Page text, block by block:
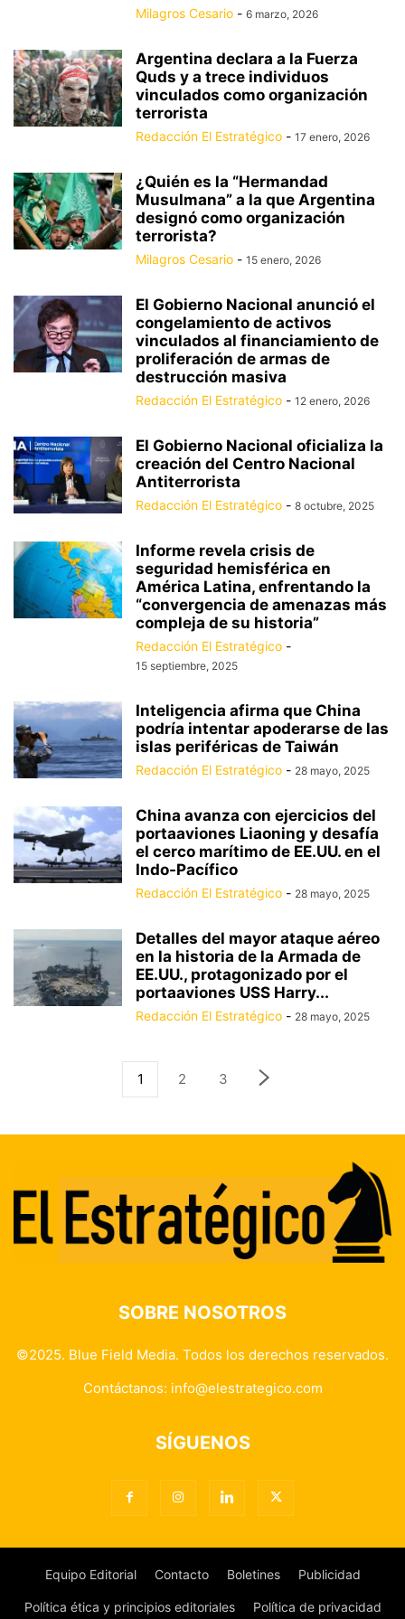
Milagros Cesario - 6 marzo, 2026
Argentina declara a la Fuerza
Quds y a trece individuos
vinculados como organización
terrorista
Redacción El Estratégico - 17 enero, 2026
¿Quién es la “Hermandad
Musulmana” a la que Argentina
designó como organización
terrorista?
Milagros Cesario - 15 enero, 2026
El Gobierno Nacional anunció el
congelamiento de activos
vinculados al financiamiento de
proliferación de armas de
destrucción masiva
Redacción El Estratégico - 12 enero, 2026
El Gobierno Nacional oficializa la
creación del Centro Nacional
Antiterrorista
Redacción El Estratégico - 8 octubre, 2025
Informe revela crisis de
seguridad hemisférica en
América Latina, enfrentando la
“convergencia de amenazas más
compleja de su historia”
Redacción El Estratégico -
15 septiembre, 2025
Inteligencia afirma que China
podría intentar apoderarse de las
islas periféricas de Taiwán
Redacción El Estratégico - 28 mayo, 2025
China avanza con ejercicios del
portaaviones Liaoning y desafía
el cerco marítimo de EE.UU. en el
Indo-Pacífico
Redacción El Estratégico - 28 mayo, 2025
Detalles del mayor ataque aéreo
en la historia de la Armada de
EE.UU., protagonizado por el
portaaviones USS Harry...
Redacción El Estratégico - 28 mayo, 2025
1 2 3
SOBRE NOSOTROS
©2025. Blue Field Media. Todos los derechos reservados.
Contáctanos: info@elestrategico.com
SÍGUENOS
Equipo Editorial Contacto Boletines Publicidad
Política ética y principios editoriales Política de privacidad